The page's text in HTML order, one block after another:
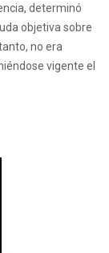
determinó
objetiva sobre
no era
vigente el